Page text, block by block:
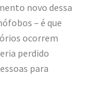
novo dessa
– é que
ocorrem
perdido
para